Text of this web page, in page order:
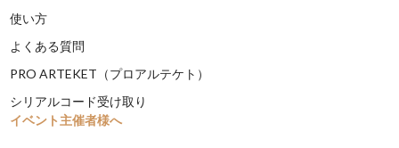
使い方
よくある質問
PRO ARTEKET（プロアルテケト）
シリアルコード受け取り
イベント主催者様へ